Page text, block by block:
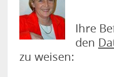
Ihre
den
zu weisen: